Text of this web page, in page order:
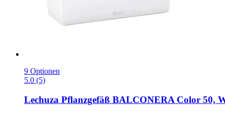
9 Optionen
5.0 (5)
Lechuza Pflanzgefäß BALCONERA Color 50,